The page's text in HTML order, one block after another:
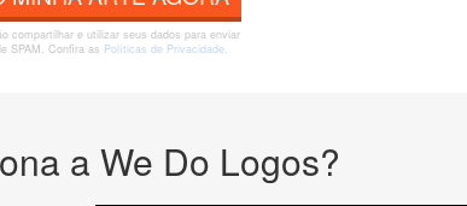
compartilhar e utilizar seus dados para enviar
SPAM. Confira as Políticas de Privacidade.
a We Do Logos?